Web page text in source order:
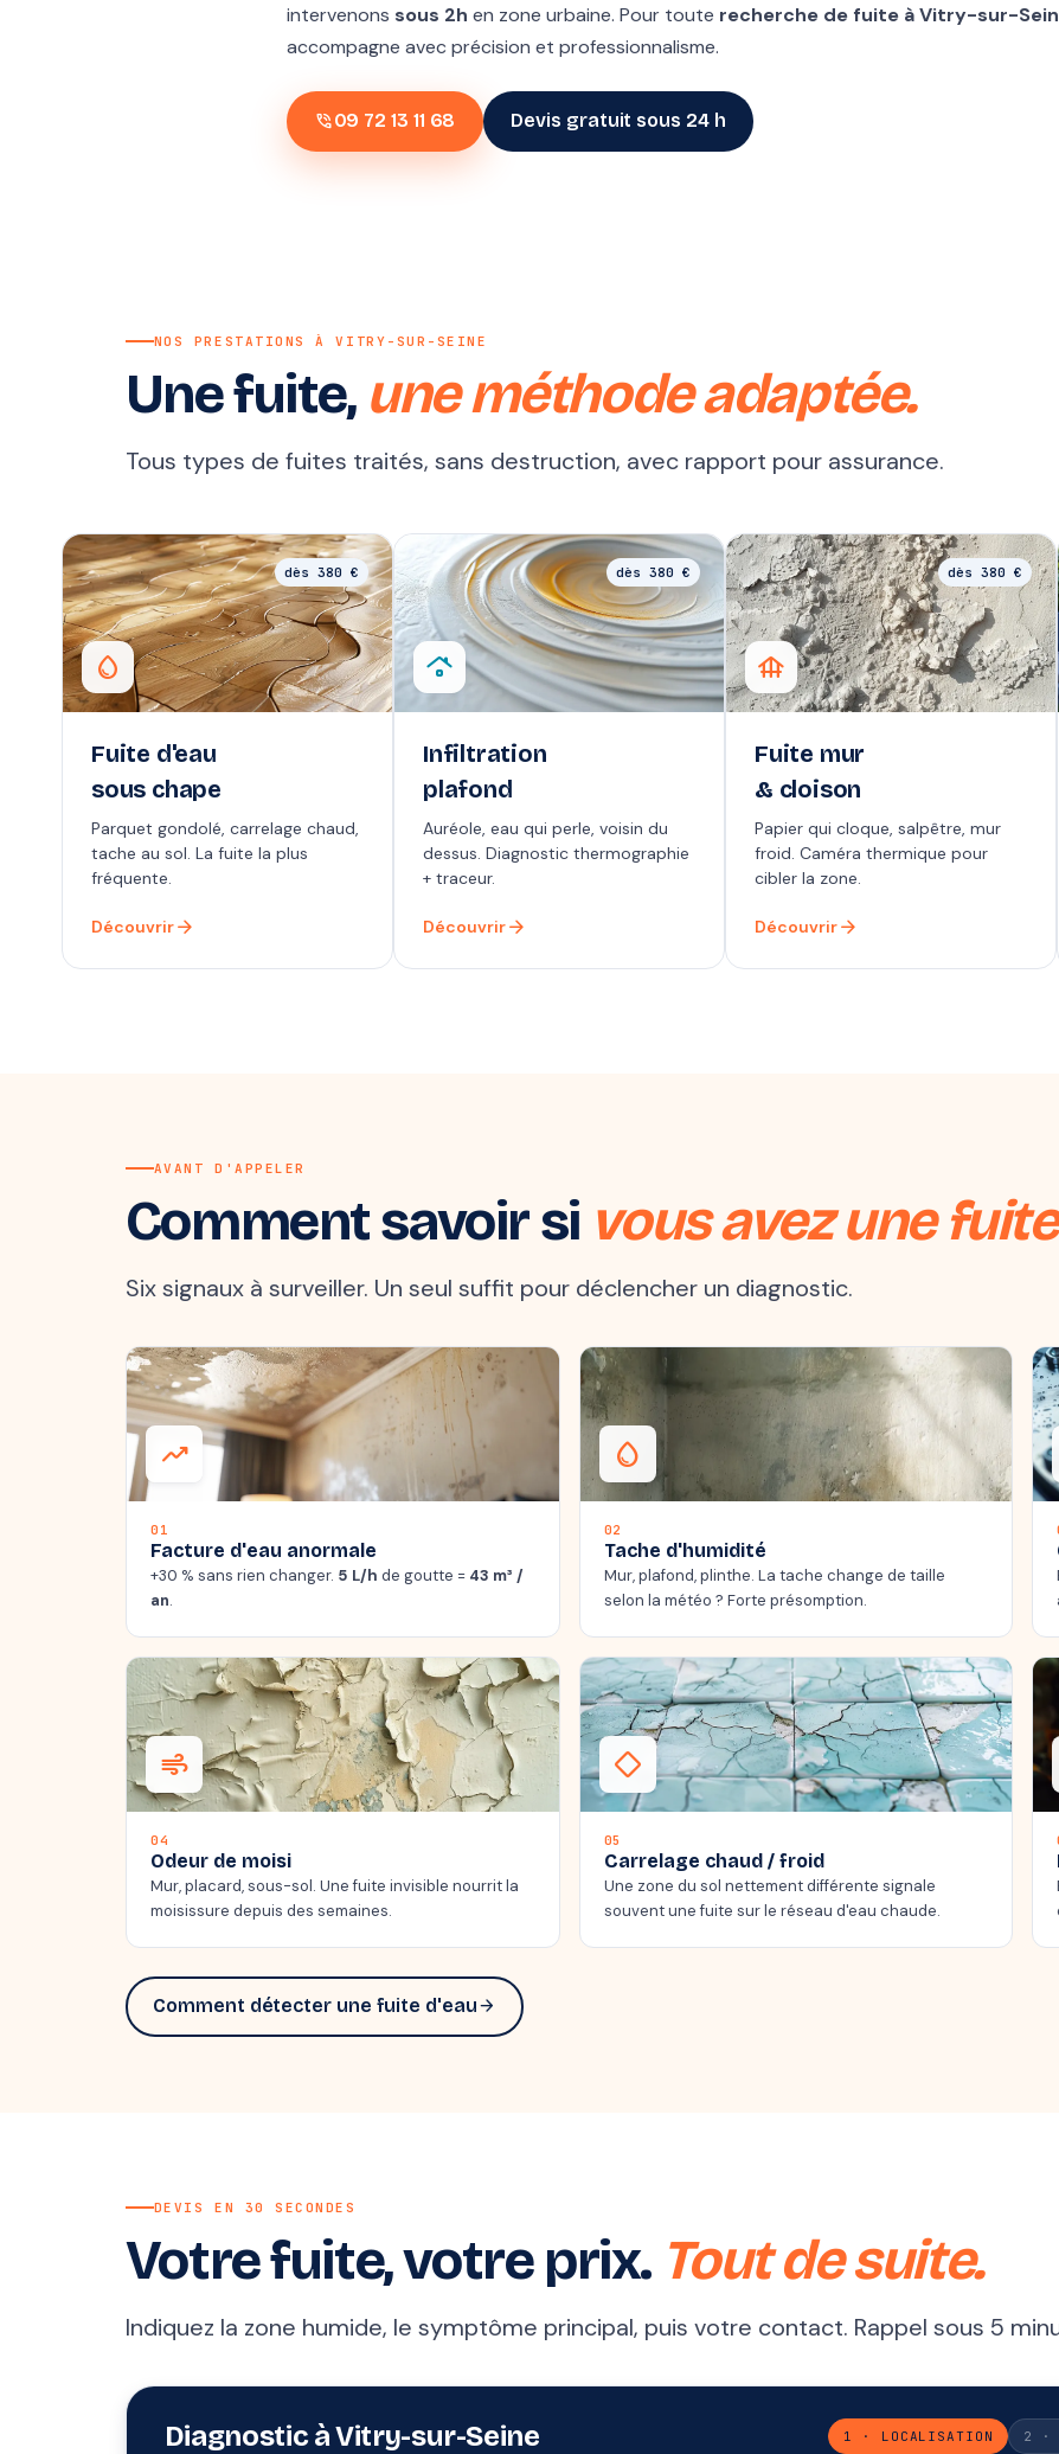
intervenons sous 2h en zone urbaine. Pour toute recherche de fuite à Vitry-sur-
accompagne avec précision et professionnalisme.
phone_in_talk09 72 13 11 68 Devis gratuit sous 24 h
NOS PRESTATIONS À VITRY-SUR-SEINE
Une fuite, une méthode adaptée.
Tous types de fuites traités, sans destruction, avec rapport pour assurance.
water_drop
dès 380 €
Fuite d'eau
sous chape
Parquet gondolé, carrelage chaud,
tache au sol. La fuite la plus
fréquente.
Découvrirarrow_forward
roofing
dès 380 €
Infiltration
plafond
Auréole, eau qui perle, voisin du
dessus. Diagnostic thermographie
+ traceur.
Découvrirarrow_forward
foundation
dès 380 €
Fuite mur
& cloison
Papier qui cloque, salpêtre, mur
froid. Caméra thermique pour
cibler la zone.
Découvrirarrow_forward
AVANT D'APPELER
Comment savoir si vous avez une fuite
Six signaux à surveiller. Un seul suffit pour déclencher un diagnostic.
trending_up
01
Facture d'eau anormale
+30 % sans rien changer. 5 L/h de goutte = 43 m³ /
an.
water_drop
02
Tache d'humidité
Mur, plafond, plinthe. La tache change de taille
selon la météo ? Forte présomption.
air
04
Odeur de moisi
Mur, placard, sous-sol. Une fuite invisible nourrit la
moisissure depuis des semaines.
thermostat_carbon
05
Carrelage chaud / froid
Une zone du sol nettement différente signale
souvent une fuite sur le réseau d'eau chaude.
Comment détecter une fuite d'eauarrow_forward
DEVIS EN 30 SECONDES
Votre fuite, votre prix. Tout de suite.
Indiquez la zone humide, le symptôme principal, puis votre contact. Rappel sous 5
Diagnostic à Vitry-sur-Seine 1 · LOCALISATION 2 ·